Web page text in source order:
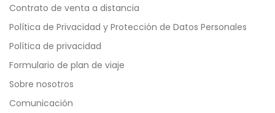
Contrato de venta a distancia
Política de Privacidad y Protección de Datos Personales
Política de privacidad
Formulario de plan de viaje
Sobre nosotros
Comunicación